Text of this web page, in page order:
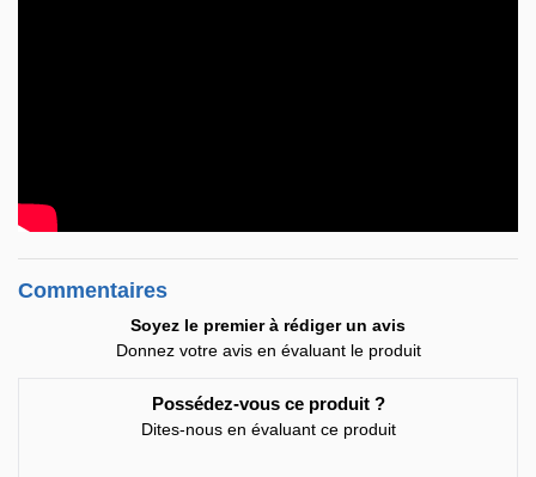
Commentaires
Soyez le premier à rédiger un avis
Donnez votre avis en évaluant le produit
Possédez-vous ce produit ?
Dites-nous en évaluant ce produit